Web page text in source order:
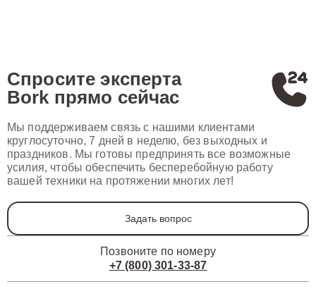
Спросите эксперта
Bork прямо сейчас
Мы поддерживаем связь с нашими клиентами
круглосуточно, 7 дней в неделю, без выходных и
праздников. Мы готовы предпринять все возможные
усилия, чтобы обеспечить бесперебойную работу
вашей техники на протяжении многих лет!
Задать вопрос
Позвоните по номеру
+7 (800) 301-33-87